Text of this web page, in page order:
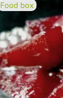
Food box